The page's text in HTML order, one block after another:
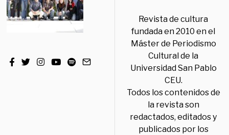
Revista de cultura
fundada en 2010 en el
Máster de Periodismo
Cultural de la
Universidad San Pablo
CEU.
Todos los contenidos de
la revista son
redactados, editados y
publicados por los